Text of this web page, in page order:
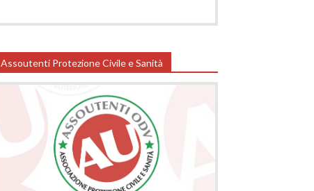
Assoutenti Protezione Civile e Sanità